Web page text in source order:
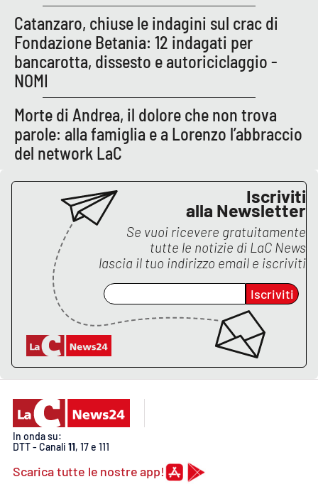
Food
Storie
LAC
NETWORK
Laconair.it
Lacitymag.it
Lacapitalenews.it
Ilreggino.it
Ilvibonese.it
Catanzarochannel.it
Catanzaro, chiuse le indagini sul crac di
Fondazione Betania: 12 indagati per
bancarotta, dissesto e autoriciclaggio -
NOMI
Morte di Andrea, il dolore che non trova
parole: alla famiglia e a Lorenzo l’abbraccio
del network LaC
Iscriviti
alla Newsletter
Se vuoi ricevere gratuitamente
tutte le notizie di LaC News
lascia il tuo indirizzo email e iscriviti
Iscriviti
In onda su:
DTT - Canali 11, 17 e 111
Scarica tutte le nostre app!